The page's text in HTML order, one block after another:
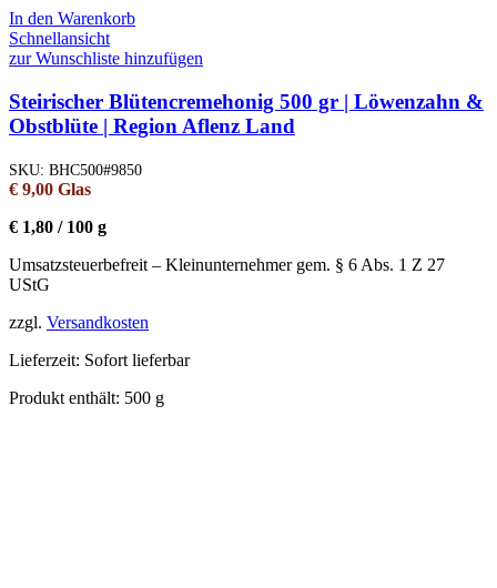
In den Warenkorb
Schnellansicht
zur Wunschliste hinzufügen
Steirischer Blütencremehonig 500 gr | Löwenzahn &
Obstblüte | Region Aflenz Land
SKU: BHC500#9850
€ 9,00 Glas
€ 1,80 / 100 g
Umsatzsteuerbefreit – Kleinunternehmer gem. § 6 Abs. 1 Z 27
UStG
zzgl. Versandkosten
Lieferzeit: Sofort lieferbar
Produkt enthält: 500 g